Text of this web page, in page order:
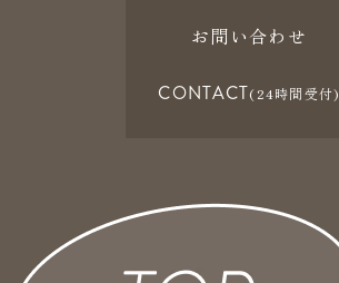
お問い合わせ
CONTACT(24時間受付)